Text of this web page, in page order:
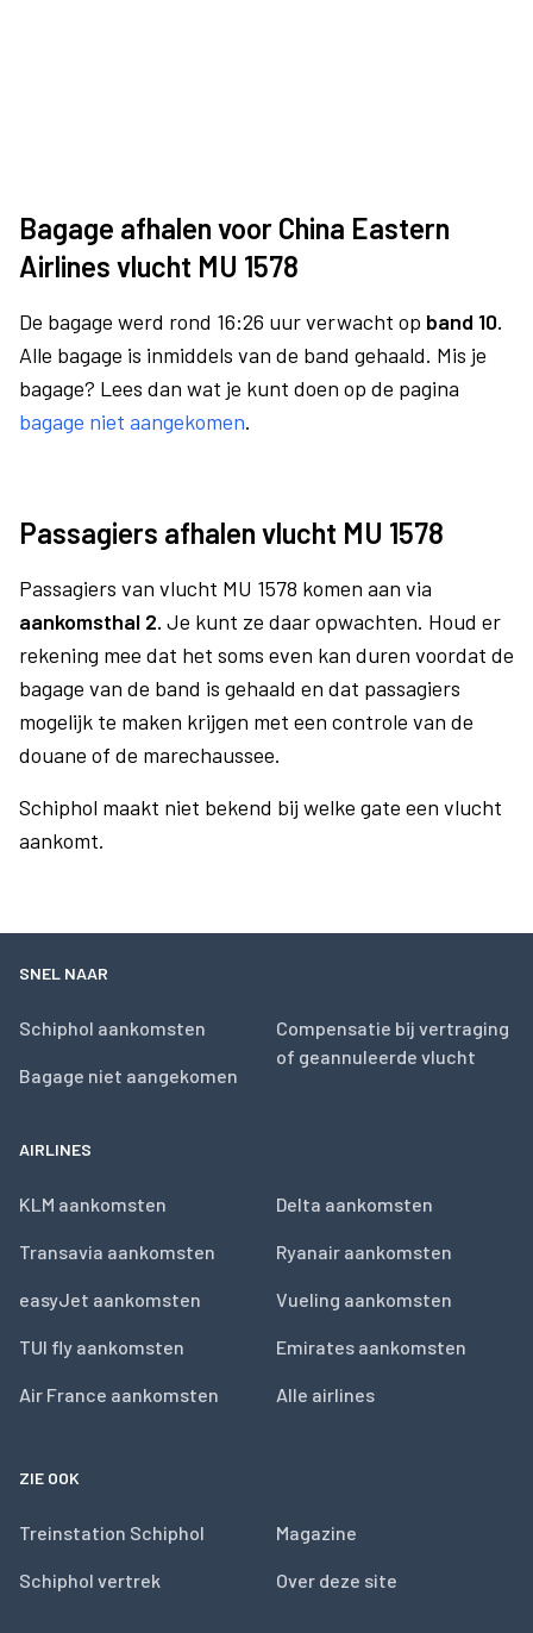
Bagage afhalen voor China Eastern
Airlines vlucht MU 1578
De bagage werd rond 16:26 uur verwacht op band 10.
Alle bagage is inmiddels van de band gehaald. Mis je
bagage? Lees dan wat je kunt doen op de pagina
bagage niet aangekomen.
Passagiers afhalen vlucht MU 1578
Passagiers van vlucht MU 1578 komen aan via
aankomsthal 2. Je kunt ze daar opwachten. Houd er
rekening mee dat het soms even kan duren voordat de
bagage van de band is gehaald en dat passagiers
mogelijk te maken krijgen met een controle van de
douane of de marechaussee.
Schiphol maakt niet bekend bij welke gate een vlucht
aankomt.
SNEL NAAR
Schiphol aankomsten
Bagage niet aangekomen
Compensatie bij vertraging
of geannuleerde vlucht
AIRLINES
KLM aankomsten
Transavia aankomsten
easyJet aankomsten
TUI fly aankomsten
Air France aankomsten
Delta aankomsten
Ryanair aankomsten
Vueling aankomsten
Emirates aankomsten
Alle airlines
ZIE OOK
Treinstation Schiphol
Schiphol vertrek
Magazine
Over deze site